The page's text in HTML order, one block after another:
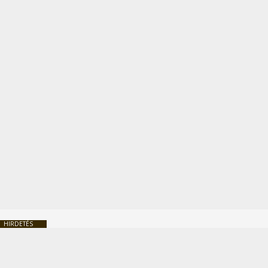
HIRDETÉS